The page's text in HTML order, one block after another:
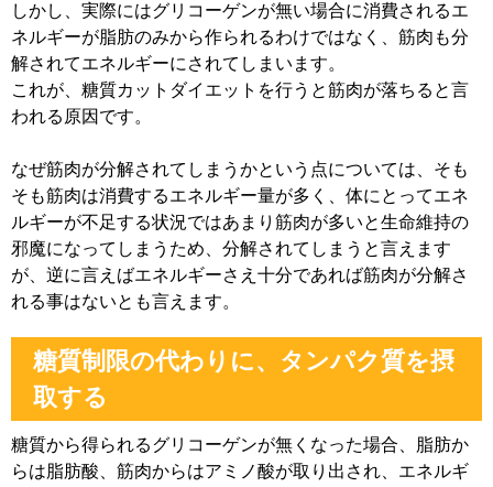
しかし、実際にはグリコーゲンが無い場合に消費されるエ
ネルギーが脂肪のみから作られるわけではなく、筋肉も分
解されてエネルギーにされてしまいます。
これが、糖質カットダイエットを行うと筋肉が落ちると言
われる原因です。
なぜ筋肉が分解されてしまうかという点については、そも
そも筋肉は消費するエネルギー量が多く、体にとってエネ
ルギーが不足する状況ではあまり筋肉が多いと生命維持の
邪魔になってしまうため、分解されてしまうと言えます
が、逆に言えばエネルギーさえ十分であれば筋肉が分解さ
れる事はないとも言えます。
糖質制限の代わりに、タンパク質を摂
取する
糖質から得られるグリコーゲンが無くなった場合、脂肪か
らは脂肪酸、筋肉からはアミノ酸が取り出され、エネルギ